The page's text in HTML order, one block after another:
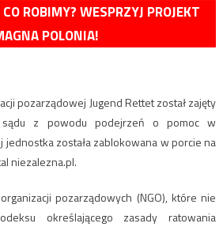
ROBIMY? WESPRZYJ PROJEKT
POLONIA!
pozarządowej Jugend Rettet został zajęty
sądu z powodu podejrzeń o pomoc w
została zablokowana w porcie na
niezalezna.pl.
pozarządowych (NGO), które nie
określającego zasady ratowania